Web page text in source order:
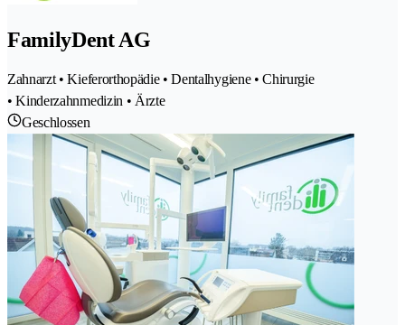
FamilyDent AG
Zahnarzt • Kieferorthopädie • Dentalhygiene • Chirurgie
• Kinderzahnmedizin • Ärzte
Geschlossen